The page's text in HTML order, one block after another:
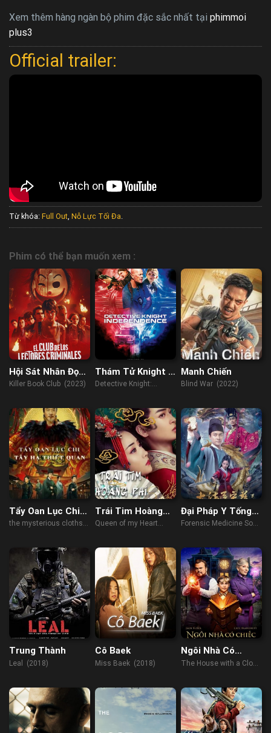
Xem thêm hàng ngàn bộ phim đặc sắc nhất tại phimmoi
plus3
Official trailer:
Từ khóa: Full Out, Nỗ Lực Tối Đa.
Phim có thể bạn muốn xem :
Hội Sát Nhân Đọc
Sách
Killer Book Club (2023)
Thám Tử Knight 3
Độc Lập
Detective Knight:
Manh Chiến
Blind War (2022)
Tẩy Oan Lục Chi
Tây Hạ Thiết Quan
the mysterious cloths
Trái Tim Hoàng
Phi
Queen of my Heart
Đại Pháp Y Tống
Từ: Thâu Lương
Forensic Medicine Song
Trung Thành
Leal (2018)
Cô Baek
Miss Baek (2018)
Ngôi Nhà Có
Chiếc Đồng Hồ Ma
The House with a Clock